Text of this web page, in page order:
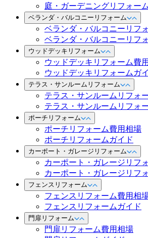
庭・ガーデニングリフォー
ベランダ・バルコニーリフォーム
ベランダ・バルコニーリフ
ベランダ・バルコニーリフ
ウッドデッキリフォーム
ウッドデッキリフォーム費
ウッドデッキリフォームガ
テラス・サンルームリフォーム
テラス・サンルームリフォ
テラス・サンルームリフォ
ポーチリフォーム
ポーチリフォーム費用相場
ポーチリフォームガイド
カーポート・ガレージリフォーム
カーポート・ガレージリフ
カーポート・ガレージリフ
フェンスリフォーム
フェンスリフォーム費用相
フェンスリフォームガイド
門扉リフォーム
門扉リフォーム費用相場